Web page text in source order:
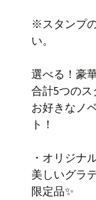
※スタンプ
い。
選べる！豪
合計5つの
お好きなノ
ト！
・オリジナ
美しいグラ
限定品✨